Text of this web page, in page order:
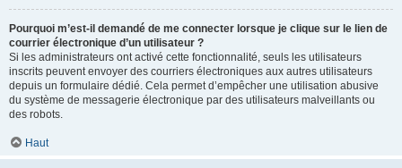
Pourquoi m’est-il demandé de me connecter lorsque je clique sur le lien de
courrier électronique d’un utilisateur ?
Si les administrateurs ont activé cette fonctionnalité, seuls les utilisateurs
inscrits peuvent envoyer des courriers électroniques aux autres utilisateurs
depuis un formulaire dédié. Cela permet d’empêcher une utilisation abusive
du système de messagerie électronique par des utilisateurs malveillants ou
des robots.
Haut